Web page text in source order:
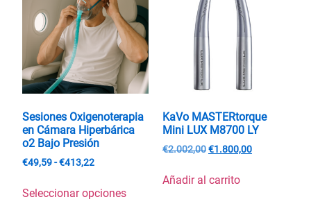
Sesiones Oxigenoterapia
en Cámara Hiperbárica
o2 Bajo Presión
€49,59 -€413,22
Seleccionar opciones
KaVo MASTERtorque
Mini LUX M8700 LY
€2.002,00€1.800,00
Añadir al carrito